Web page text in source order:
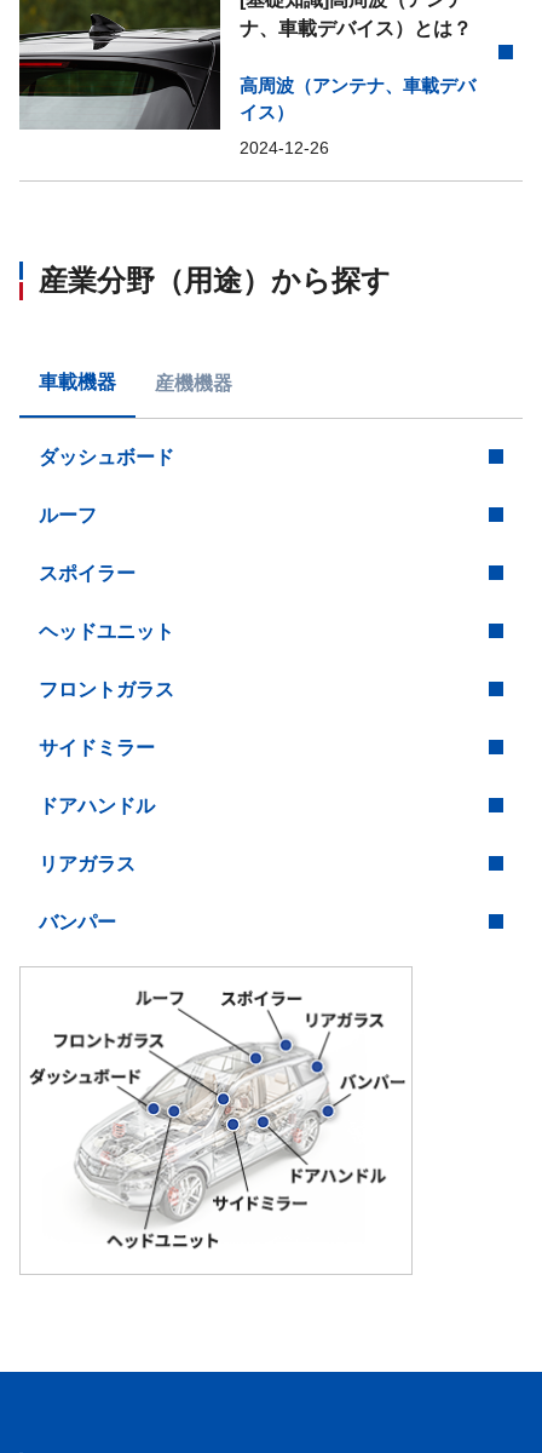
ナ、車載デバイス）とは？
高周波（アンテナ、車載デバ
イス）
2024-12-26
産業分野（用途）から探す
車載機器 産機機器
ダッシュボード
ルーフ
スポイラー
ヘッドユニット
フロントガラス
サイドミラー
ドアハンドル
リアガラス
バンパー